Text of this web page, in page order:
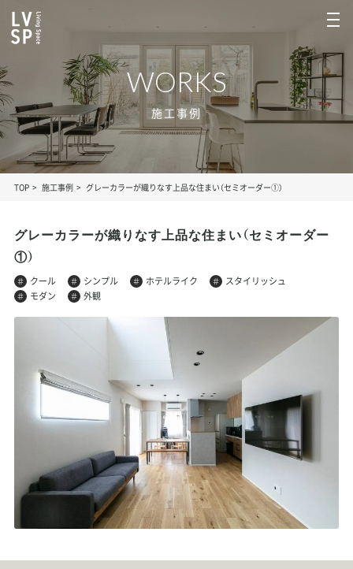
WORKS
施工事例
TOP 施工事例 グレーカラーが織りなす上品な住まい（セミオーダー①）
グレーカラーが織りなす上品な住まい（セミオーダー
①）
クール
シンプル ホテルライク
スタイリッシュ
モダン
外観